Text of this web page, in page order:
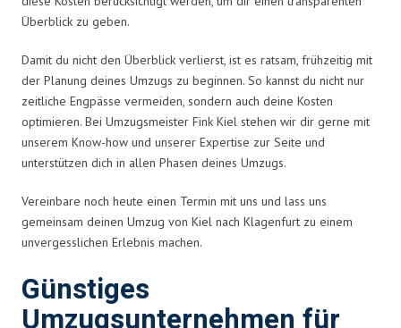
Überblick zu geben.
Damit du nicht den Überblick verlierst, ist es ratsam, frühzeitig mit
der Planung deines Umzugs zu beginnen. So kannst du nicht nur
zeitliche Engpässe vermeiden, sondern auch deine Kosten
optimieren. Bei Umzugsmeister Fink Kiel stehen wir dir gerne mit
unserem Know-how und unserer Expertise zur Seite und
unterstützen dich in allen Phasen deines Umzugs.
Vereinbare noch heute einen Termin mit uns und lass uns
gemeinsam deinen Umzug von Kiel nach Klagenfurt zu einem
unvergesslichen Erlebnis machen.
Günstiges